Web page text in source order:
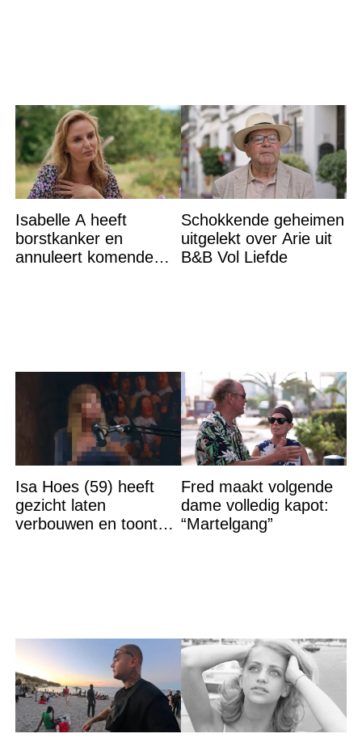
Isabelle A heeft
borstkanker en
annuleert komende
Schokkende geheimen
uitgelekt over Arie uit
B&B Vol Liefde
Isa Hoes (59) heeft
gezicht laten
verbouwen en toont
Fred maakt volgende
dame volledig kapot:
“Martelgang”